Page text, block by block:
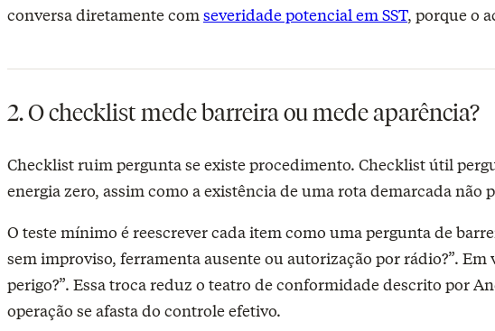
conversa diretamente comseveridade potencial em SST, porque o
2. O checklist mede barreira ou mede aparência?
Checklist ruim pergunta se existe procedimento. Checklist útil
energia zero, assim como a existência de uma rota demarcada não
O teste mínimo é reescrever cada item como uma pergunta de
sem improviso, ferramenta ausente ou autorização por rádio?”.
perigo?”. Essa troca reduz o teatro de conformidade descrito por
operação se afasta do controle efetivo.